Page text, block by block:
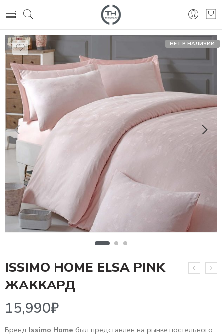
НЕТ В НАЛИЧИИ
ISSIMO HOME ELSA PINK
ЖАККАРД
15,990₽
Бренд Issimo Home был представлен на рынке постельного